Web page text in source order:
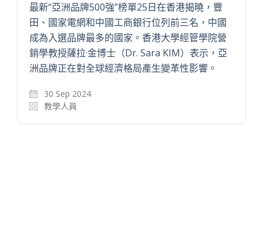
最新“亞洲品牌500強”榜單25日在香港揭曉，豐
田、國家電網和中國工商銀行位列前三名，中國
成為入選品牌最多的國家。香港大學經管學院營
銷學教授薩拉·金博士（Dr. Sara KIM）表示，亞
洲品牌正在對全球經濟格局產生變革性影響。
30 Sep 2024
教學人員